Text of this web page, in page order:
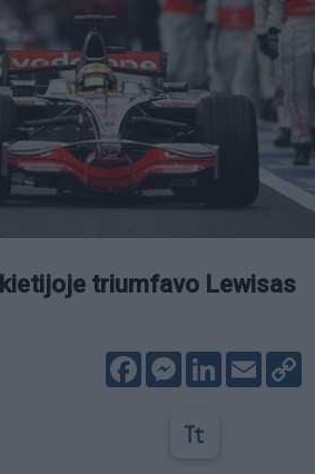
triumfavo Lewisas
FacebookMessenger
LinkedIn
Email